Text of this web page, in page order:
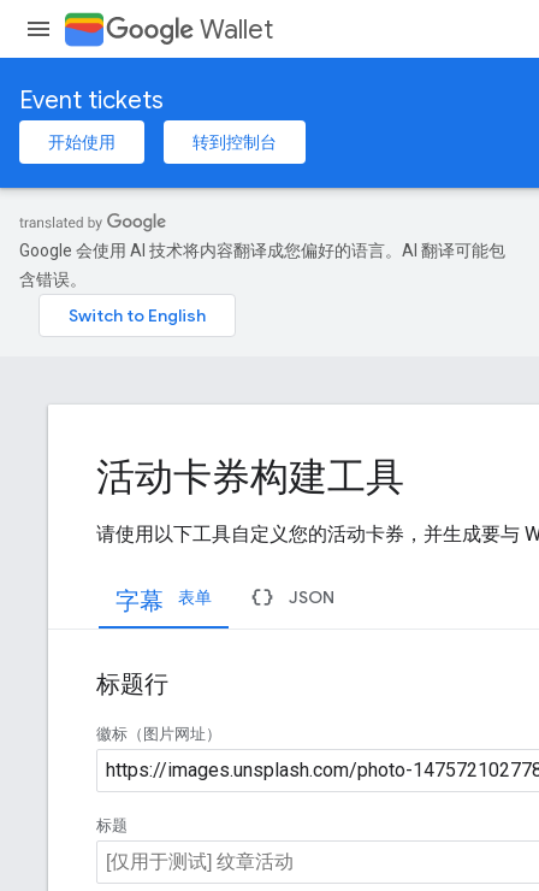
Wallet
Event tickets
开始使用 转到控制台
Google 会使用 AI 技术将内容翻译成您偏好的语言。AI 翻译可能包
含错误。